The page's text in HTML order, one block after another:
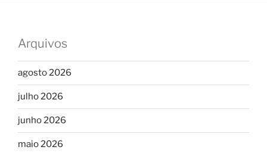
Arquivos
agosto 2026
julho 2026
junho 2026
maio 2026